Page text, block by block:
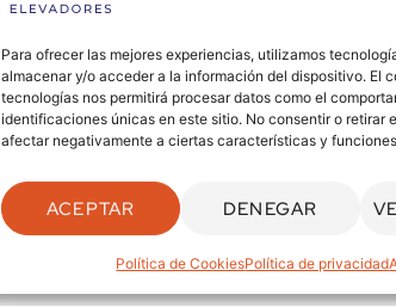
Para ofrecer las mejores experiencias, utilizamos
almacenar y/o acceder a la información del dispositivo. El
tecnologías nos permitirá procesar datos como el
identificaciones únicas en este sitio. No consentir o retirar
afectar negativamente a ciertas características y
ACEPTAR DENEGAR
Política de CookiesPolítica de privacidad